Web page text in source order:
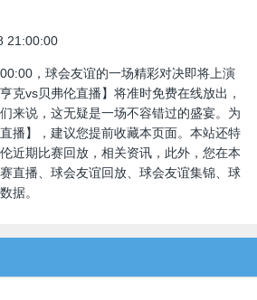
21:00:00
，球会友谊的一场精彩对决即将上演
vs贝弗伦直播】将准时免费在线放出，
来说，这无疑是一场不容错过的盛宴。为
播】，建议您提前收藏本页面。本站还特
近期比赛回放，相关资讯，此外，您在本
直播、球会友谊回放、球会友谊集锦、球
据。